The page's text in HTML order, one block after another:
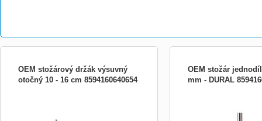
OEM stožárový držák výsuvný
otočný 10 - 16 cm 8594160640654
OEM stožár
mm - DURAL